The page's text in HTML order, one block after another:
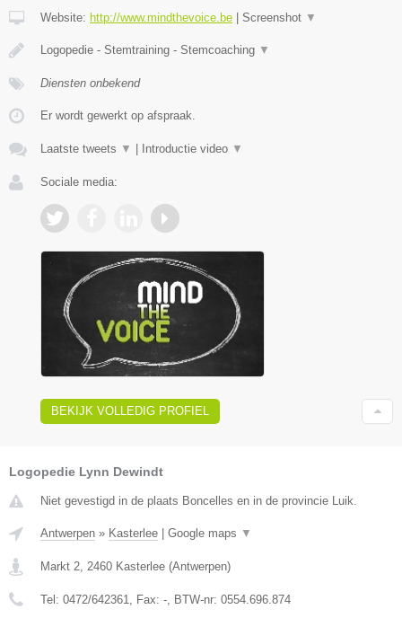
Website: http://www.mindthevoice.be Screenshot ▼
Logopedie - Stemtraining - Stemcoaching ▼
Diensten onbekend
Er wordt gewerkt op afspraak.
Laatste tweets ▼ Introductie video ▼
Sociale media:
BEKIJK VOLLEDIG PROFIEL
Logopedie Lynn Dewindt
Niet gevestigd in de plaats Boncelles en in de provincie Luik.
Antwerpen » Kasterlee Google maps ▼
Markt 2 2460 Kasterlee (Antwerpen)
Tel: 0472/642361 , Fax: - , BTW-nr: 0554.696.874